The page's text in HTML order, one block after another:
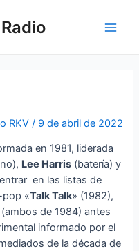
RKV/ 9 de abril de 2022
en 1981, liderada
Lee Harris (batería) y
en las listas de
pop «Talk Talk» (1982),
(ambos de 1984) antes
informado por el
de la década de